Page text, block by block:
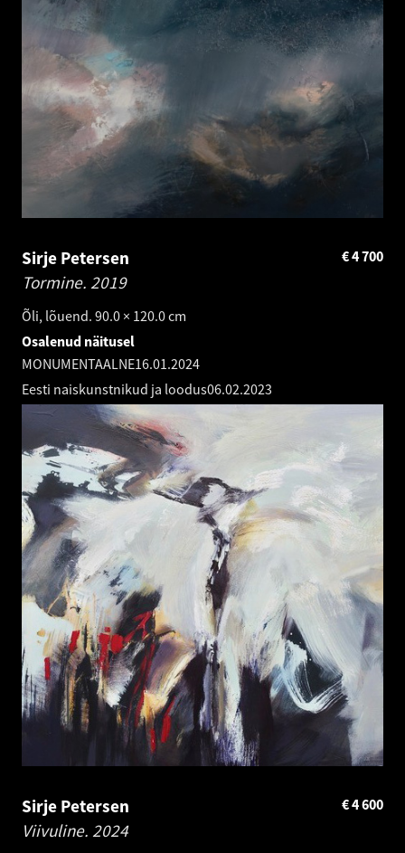
Sirje Petersen
Tormine. 2019
Õli, lõuend. 90.0 × 120.0 cm
4 700
€
Osalenud näitusel
MONUMENTAALNE16.01.2024
Eesti naiskunstnikud ja loodus06.02.2023
Sirje Petersen
Viivuline. 2024
4 600
€